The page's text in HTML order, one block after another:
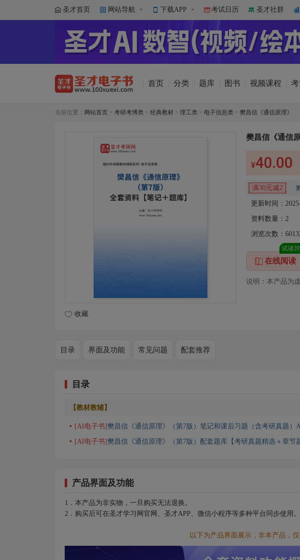
圣才首页 网站导航 下载APP 考试日历 圣才社群
首页 分类 题库 图书 视频课程
当前位置： 网站首页 > 考研考博类 > 经典教材 > 理工类 > 电子信息类 > 樊昌信《通信原理》
收藏
樊昌信《通信
¥40.00
满30元减2
更新时间：
资料数量： 2
浏览次数： 6013
在线阅读
试读
说明：本产品为
目录 界面及功能 常见问题 配套推荐
目录
【教材教辅】
[AI电子书]樊昌信《通信原理》（第7版）笔记和课后习题（含考研真题）
[AI电子书]樊昌信《通信原理》（第7版）配套题库【考研真题精选＋章节
产品界面及功能
1．本产品为非实物，一旦购买无法退换。
2．购买后可在圣才学习网官网、圣才APP、微信小程序等多种平台同步使用。
以下为产品界面展示，非本产品，仅